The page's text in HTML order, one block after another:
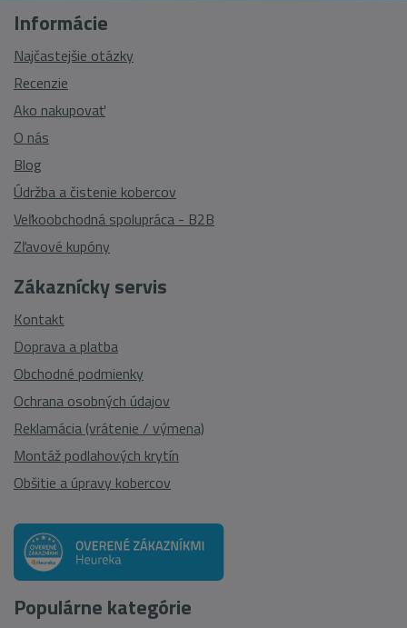
Zákaznícky servis
Kontakt
Doprava a platba
Obchodné podmienky
Ochrana osobných údajov
Reklamácia (vrátenie / výmena)
Montáž podlahových krytín
Obšitie a úpravy kobercov
Informácie
Najčastejšie otázky
Recenzie
Ako nakupovať
O nás
Blog
Údržba a čistenie kobercov
Veľkoobchodná spolupráca - B2B
Zľavové kupóny
Populárne kategórie